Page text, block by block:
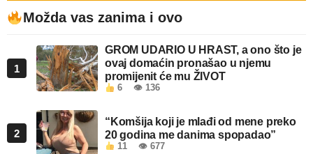
Možda vas zanima i ovo
1
GROM UDARIO U HRAST, a ono što je
ovaj domaćin pronašao u njemu
promijenit će mu ŽIVOT
6 👁 136
2
“Komšija koji je mlađi od mene preko
20 godina me danima spopadao”
11 👁 677